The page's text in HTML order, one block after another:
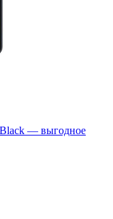
— выгодное